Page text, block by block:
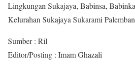
Lingkungan Sukajaya, Babinsa,
Kelurahan Sukajaya Sukarami
Sumber : Ril
Editor/Posting : Imam Ghazali